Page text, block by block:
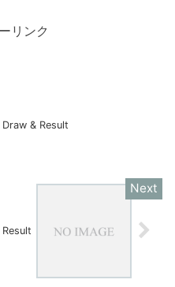
リンク
& Result